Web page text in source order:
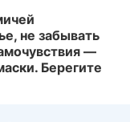
не забывать
—
Берегите